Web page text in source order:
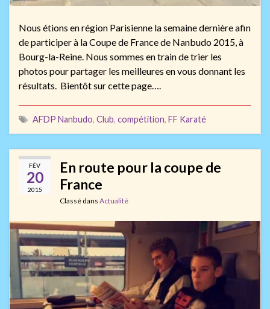
Nous étions en région Parisienne la semaine dernière afin
de participer à la Coupe de France de Nanbudo 2015, à
Bourg-la-Reine. Nous sommes en train de trier les
photos pour partager les meilleures en vous donnant les
résultats. Bientôt sur cette page….
AFDP Nanbudo, Club, compétition, FF Karaté
FÉV
20
2015
En route pour la coupe de
France
Classé dans Actualité